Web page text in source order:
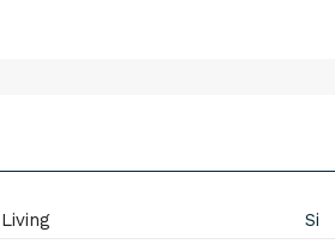
Living
Si